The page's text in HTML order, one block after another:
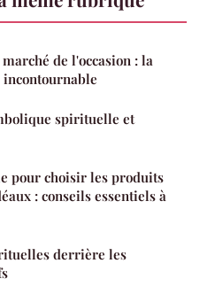
de l'occasion : la
incontournable
spirituelle et
pour choisir les produits
: conseils essentiels à
derrière les